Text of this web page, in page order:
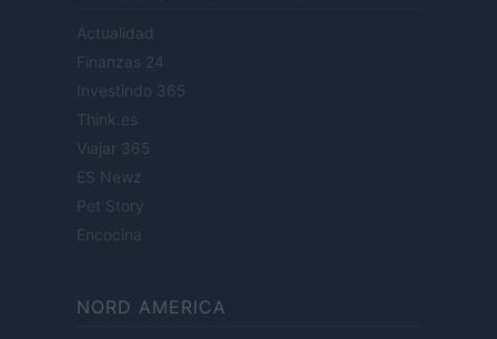
Actualidad
Finanzas 24
Investindo 365
Think.es
Viajar 365
ES Newz
Pet Story
Encocina
NORD AMERICA